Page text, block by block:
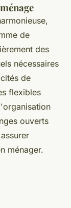
de
des
nécessaires
de
flexibles
ouverts
ménager.